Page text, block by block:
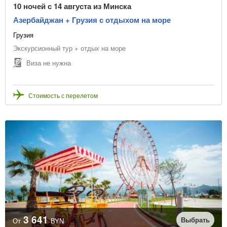
10 ночей с 14 августа из Минска
Азербайджан + Грузия с отдыхом на море
Грузия
Экскурсионный тур + отдых на море
Виза не нужна
Стоимость с перелетом
От 3 641 BYN Выбрать